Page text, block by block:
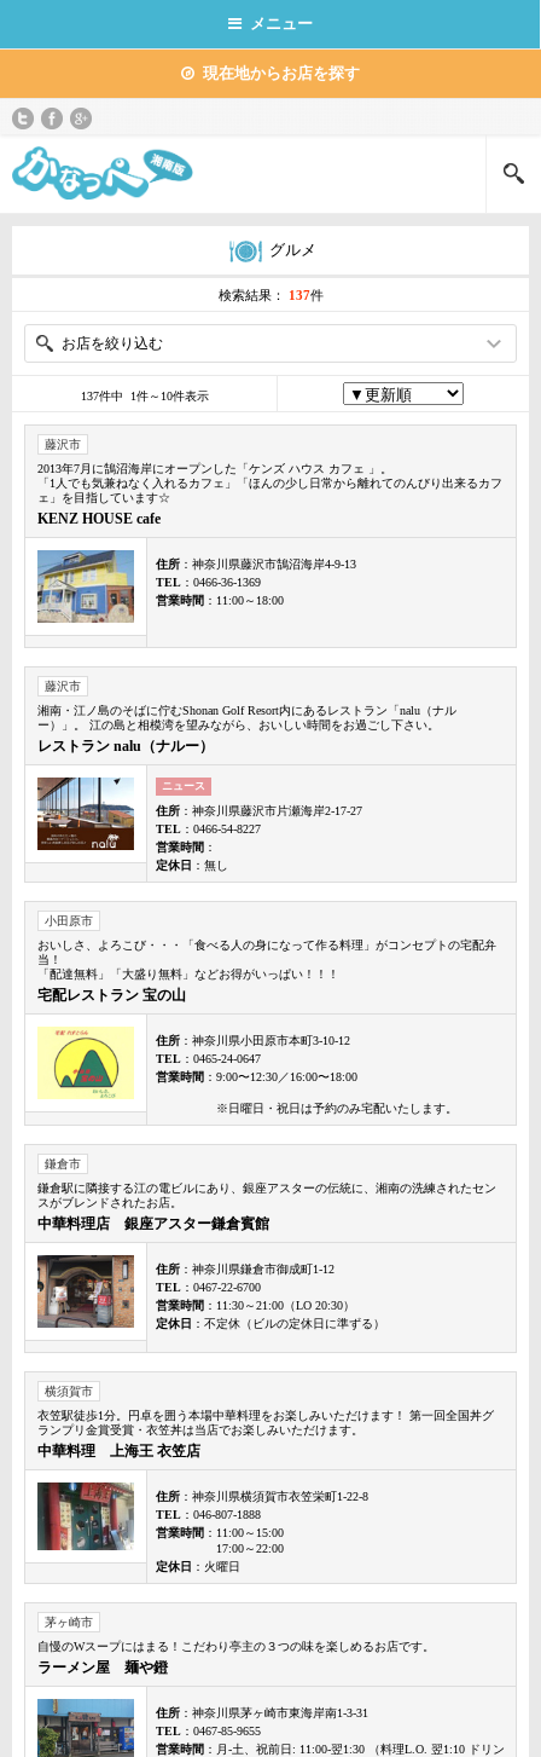
メニュー
現在地からお店を探す
グルメ
検索結果： 137件
お店を絞り込む
137件中 1件～10件表示
藤沢市
2013年7月に鵠沼海岸にオープンした「ケンズ ハウス カフェ 」。
「1人でも気兼ねなく入れるカフェ」「ほんの少し日常から離れてのんびり出来るカフ
ェ」を目指しています☆
KENZ HOUSE cafe
住所 ：神奈川県藤沢市鵠沼海岸4-9-13
TEL ：0466-36-1369
営業時間 ：11:00～18:00
藤沢市
湘南・江ノ島のそばに佇むShonan Golf Resort内にあるレストラン「nalu（ナル
ー）」。 江の島と相模湾を望みながら、おいしい時間をお過ごし下さい。
レストラン nalu（ナルー）
ニュース
住所 ：神奈川県藤沢市片瀬海岸2-17-27
TEL ：0466-54-8227
営業時間 ：
定休日 ：無し
小田原市
おいしさ、よろこび・・・「食べる人の身になって作る料理」がコンセプトの宅配弁
当！
「配達無料」「大盛り無料」などお得がいっぱい！！！
宅配レストラン 宝の山
住所 ：神奈川県小田原市本町3-10-12
TEL ：0465-24-0647
営業時間 ：9:00〜12:30／16:00〜18:00
※日曜日・祝日は予約のみ宅配いたします。
鎌倉市
鎌倉駅に隣接する江の電ビルにあり、銀座アスターの伝統に、湘南の洗練されたセン
スがブレンドされたお店。
中華料理店 銀座アスター鎌倉賓館
住所 ：神奈川県鎌倉市御成町1-12
TEL ：0467-22-6700
営業時間 ：11:30～21:00（LO 20:30）
定休日 ：不定休（ビルの定休日に準ずる）
横須賀市
衣笠駅徒歩1分。円卓を囲う本場中華料理をお楽しみいただけます！ 第一回全国丼グ
ランプリ金賞受賞・衣笠丼は当店でお楽しみいただけます。
中華料理 上海王 衣笠店
住所 ：神奈川県横須賀市衣笠栄町1-22-8
TEL ：046-807-1888
営業時間 ：11:00～15:00
17:00～22:00
定休日 ：火曜日
茅ヶ崎市
自慢のWスープにはまる！こだわり亭主の３つの味を楽しめるお店です。
ラーメン屋 麺や鐙
住所 ：神奈川県茅ヶ崎市東海岸南1-3-31
TEL ：0467-85-9655
営業時間 ：月-土、祝前日: 11:00-翌1:30 （料理L.O. 翌1:10 ドリン